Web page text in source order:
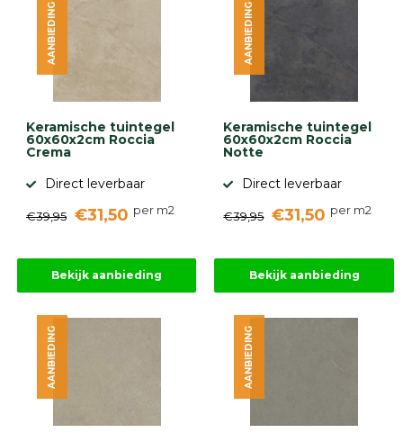
Keramische tuintegel
60x60x2cm Roccia
Crema
Direct leverbaar
€39,95 €31,50 per m2
AANBIEDING
Bekijk aanbieding
Keramische tuintegel
60x60x2cm Roccia
Notte
Direct leverbaar
€39,95 €31,50 per m2
AANBIEDING
Bekijk aanbieding
AANBIEDING AANBIEDING